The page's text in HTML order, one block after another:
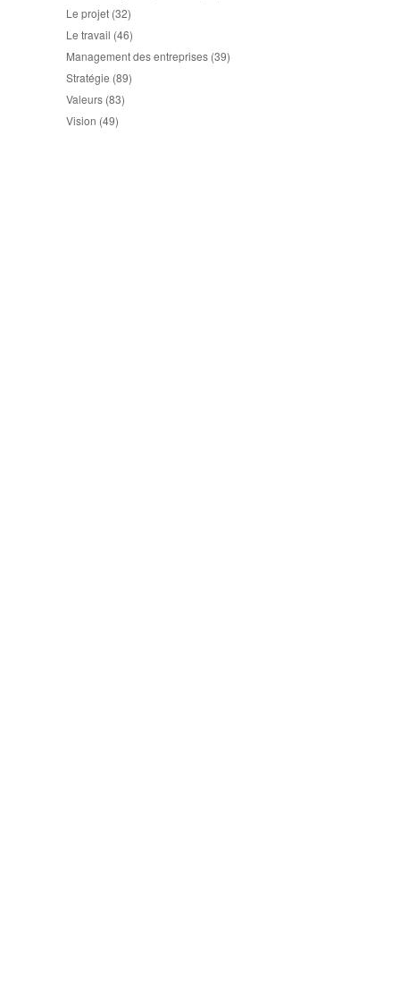
Le projet (32)
Le travail (46)
Management des entreprises (39)
Stratégie (89)
Valeurs (83)
Vision (49)